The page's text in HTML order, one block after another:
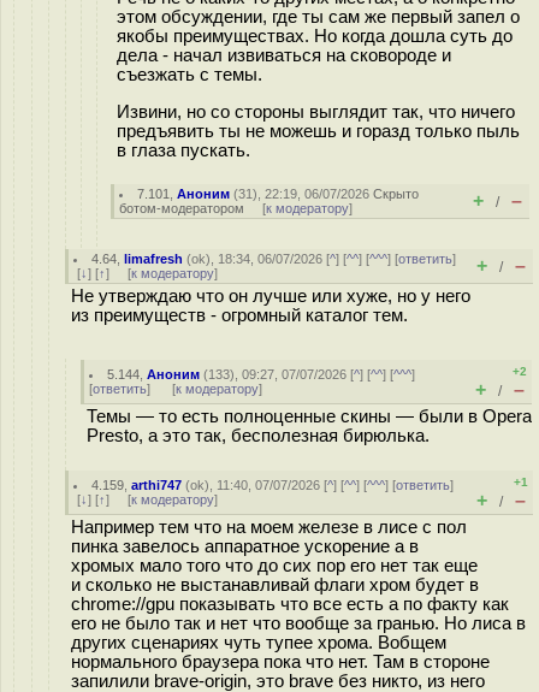
этом обсуждении, где ты сам же первый запел о
якобы преимуществах. Но когда дошла суть до
дела - начал извиваться на сковороде и
съезжать с темы.
Извини, но со стороны выглядит так, что ничего
предъявить ты не можешь и горазд только пыль
в глаза пускать.
7.101 ,Аноним (31), 22:19, 06/07/2026Скрыто
ботом-модератором [к модератору] + / –
4.64 ,limafresh (ok), 18:34, 06/07/2026 [^] [^^] [^^^] [ответить]
[↓] [↑] [к модератору] + / –
Не утверждаю что он лучше или хуже, но у него
из преимуществ - огромный каталог тем.
5.144 ,Аноним (133), 09:27, 07/07/2026 [^] [^^] [^^^]
[ответить] [к модератору]
+2
+ / –
Темы — то есть полноценные скины — были в Opera
Presto, а это так, бесполезная бирюлька.
4.159 ,arthi747 (ok), 11:40, 07/07/2026 [^] [^^] [^^^] [ответить]
[↓] [↑] [к модератору]
+1
+ / –
Например тем что на моем железе в лисе с пол
пинка завелось аппаратное ускорение а в
хромых мало того что до сих пор его нет так еще
и сколько не выстанавливай флаги хром будет в
chrome://gpu показывать что все есть а по факту как
его не было так и нет что вообще за гранью. Но лиса в
других сценариях чуть тупее хрома. Вобщем
нормального браузера пока что нет. Там в стороне
запилили brave-origin, это brave без никто, из него